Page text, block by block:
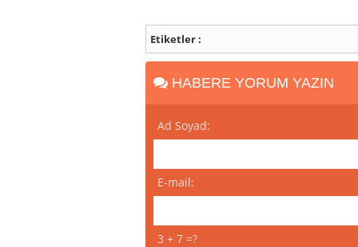
Etiketler :
HABERE YORUM YAZIN
Ad Soyad:
E-mail:
3 + 7 =?